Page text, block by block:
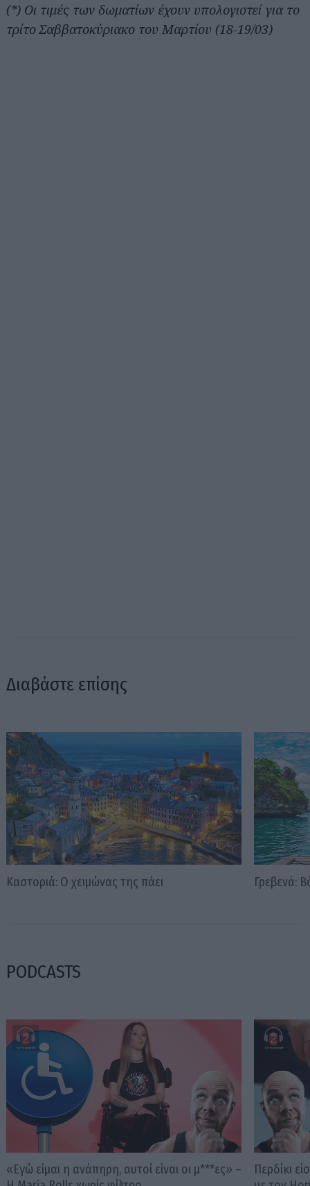
(*) Οι τιμές των δωματίων έχουν υπολογιστεί για το
τρίτο Σαββατοκύριακο του Μαρτίου (18-19/03)
Διαβάστε επίσης
Καστοριά: Ο χειμώνας της πάει Γρεβενά:
PODCASTS
«Εγώ είμαι η ανάπηρη, αυτοί είναι οι μ***ες» –
Περδίκι